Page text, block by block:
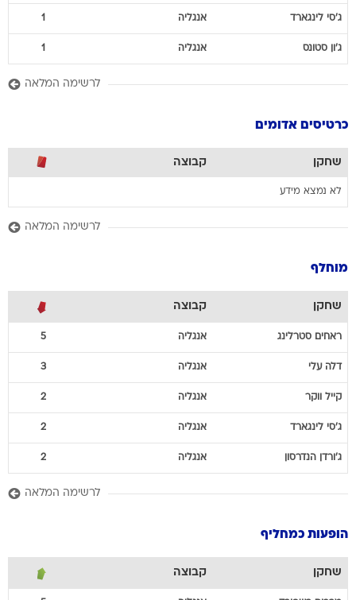
ג'סי לינגארד אנגליה 1
ג'ון סטונס אנגליה 1
לרשימה המלאה
כרטיסים אדומים
שחקן קבוצה
לא נמצא מידע
לרשימה המלאה
מוחלף
שחקן קבוצה
ראחים סטרלינג אנגליה 5
דלה עלי אנגליה 3
קייל ווקר אנגליה 2
ג'סי לינגארד אנגליה 2
ג'ורדן הנדרסון אנגליה 2
לרשימה המלאה
הופעות כמחליף
שחקן קבוצה